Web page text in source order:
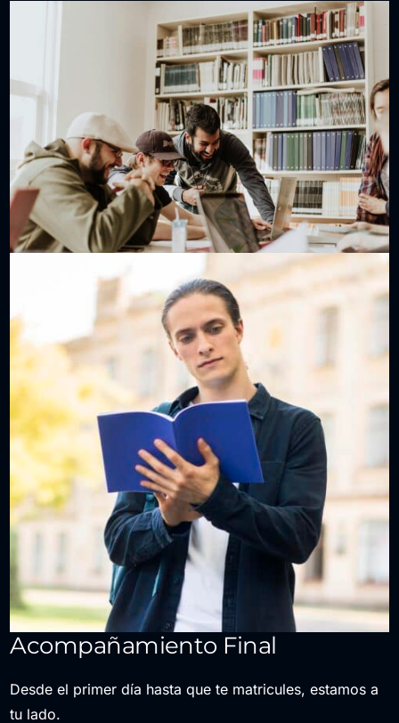
Acompañamiento Final
Desde el primer día hasta que te matricules, estamos a
tu lado.